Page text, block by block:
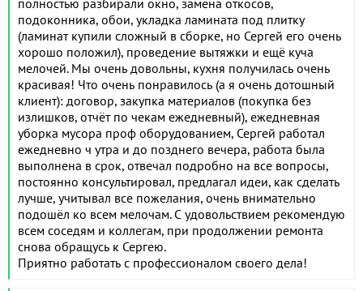
подоконника, обои, укладка ламината под плитку
(ламинат купили сложный в сборке, но Сергей его очень
хорошо положил), проведение вытяжки и ещё куча
мелочей. Мы очень довольны, кухня получилась очень
красивая! Что очень понравилось (а я очень дотошный
клиент): договор, закупка материалов (покупка без
излишков, отчёт по чекам ежедневный), ежедневная
уборка мусора проф оборудованием, Сергей работал
ежедневно ч утра и до позднего вечера, работа была
выполнена в срок, отвечал подробно на все вопросы,
постоянно консультировал, предлагал идеи, как сделать
лучше, учитывал все пожелания, очень внимательно
подошёл ко всем мелочам. С удовольствием рекомендую
всем соседям и коллегам, при продолжении ремонта
снова обращусь к Сергею.
Приятно работать с профессионалом своего дела!